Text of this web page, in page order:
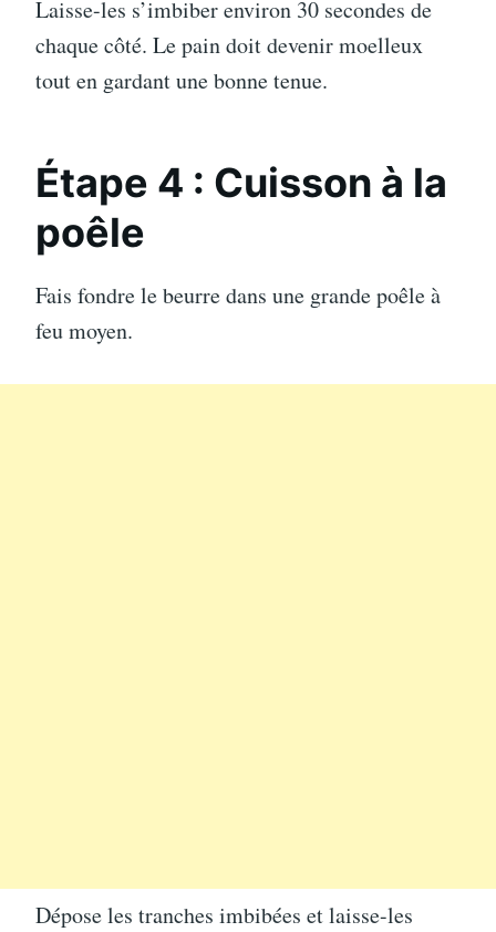
Laisse-les s’imbiber environ 30 secondes de
chaque côté. Le pain doit devenir moelleux
tout en gardant une bonne tenue.
Étape 4 : Cuisson à la
poêle
Fais fondre le beurre dans une grande poêle à
feu moyen.
Dépose les tranches imbibées et laisse-les